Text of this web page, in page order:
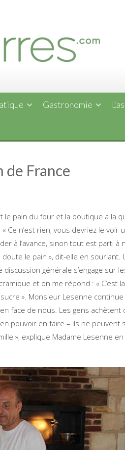
Gastronomie
France
le pain du four et la boutique a la
Ce n’est rien, vous devriez le voir
à l’avance, sinon tout est parti à
le pain », dit-elle en souriant.
générale s’engage sur
et on me répond : « C’est
». Monsieur Lesenne continue
face de nous. Les gens achètent
pouvoir en faire – ils ne peuvent
», explique Madame Lesenne